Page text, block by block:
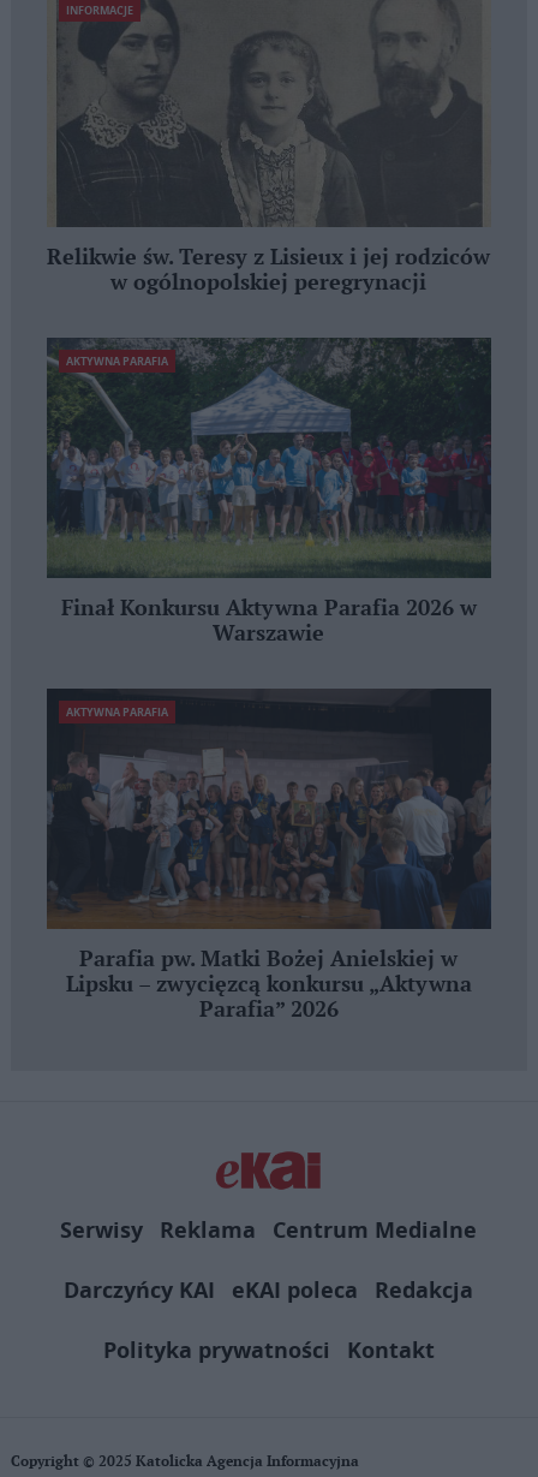
INFORMACJE
Relikwie św. Teresy z Lisieux i jej rodziców
w ogólnopolskiej peregrynacji
AKTYWNA PARAFIA
Finał Konkursu Aktywna Parafia 2026 w
Warszawie
AKTYWNA PARAFIA
Parafia pw. Matki Bożej Anielskiej w
Lipsku – zwycięzcą konkursu „Aktywna
Parafia” 2026
Serwisy Reklama
Centrum Medialne
Darczyńcy KAI
eKAI poleca
Redakcja
Polityka prywatności
Kontakt
Copyright © 2025 Katolicka Agencja Informacyjna